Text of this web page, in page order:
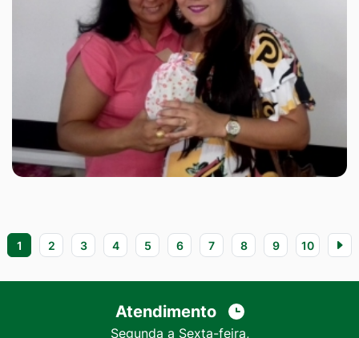
1 2 3 4 5 6 7 8 9 10
Atendimento
Segunda a Sexta-feira,